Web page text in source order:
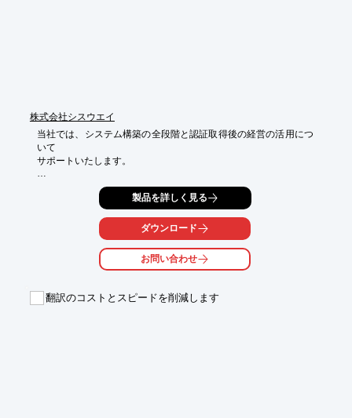
株式会社シスウエイ
当社では、システム構築の全段階と認証取得後の経営の活用につ
いて
サポートいたします。
ISO9001主任審査員資格を所有。審査機関からのトレーニングを
受けており、豊富な審査経験を通じて、ISOの審査基準、
規格の適合レベルを熟知しています。
またコンサルティング支援実績が豊富なので、製造業のみなら
商社、情報システム、自動車整備等のサービス分野においても豊
支援実績があります。
製品を詳しく見る
ダウンロード
お問い合わせ
翻訳のコストとスピードを削減します